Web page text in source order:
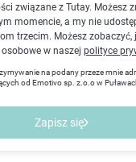
związane z Tutay. Możesz
momencie, a my nie
trzecim. Możesz zobaczyć,
w naszej polityce
na podany przeze mnie
od Emotivo sp. z.o.o w
Zapisz się